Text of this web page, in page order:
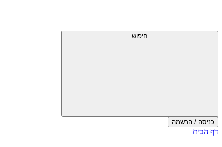
עליון
חיפוש
כניסה / הרשמה
סוף
דף הבית